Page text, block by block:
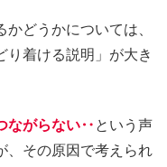
どうかについては、
り着ける説明」が大き
ながらない‥ という声
、その原因で考えられ